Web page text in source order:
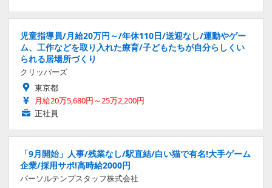
児童指導員/月給20万円～/年休110日/送迎なし/運動やゲー
ム、工作などを取り入れた療育/子どもたちが自分らしくい
られる居場所づくり
クリッパーズ
東京都
月給20万5,680円～25万2,200円
正社員
「9月開始」人事/残業なし/駅直結/白い猫で有名!大手ゲーム
企業/採用サポ!高時給2000円
パーソルテンプスタッフ株式会社